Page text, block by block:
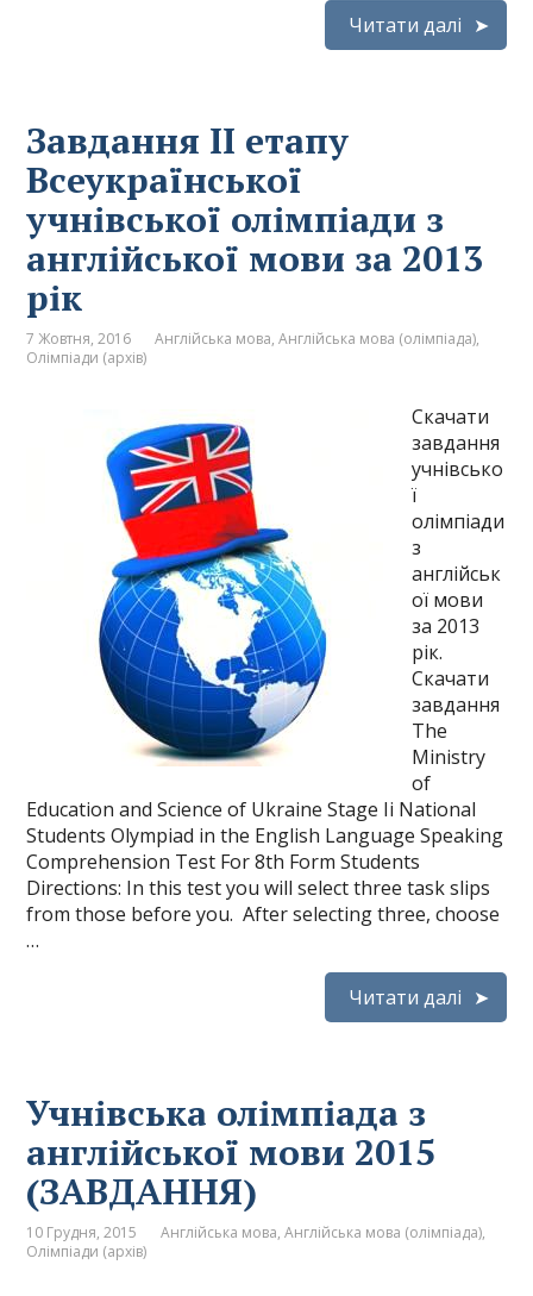
Читати далі
Завдання ІІ етапу
Всеукраїнської
учнівської олімпіади з
англійської мови за 2013
рік
7 Жовтня, 2016 Англійська мова,Англійська мова (олімпіада),
Олімпіади (архів)
Скачати
завдання
учнівсько
ї
олімпіади
з
англійськ
ої мови
за 2013
рік.
Скачати
завдання
The
Ministry
of
Education and Science of Ukraine Stage Ii National
Students Olympiad in the English Language Speaking
Comprehension Test For 8th Form Students
Directions: In this test you will select three task slips
from those before you. After selecting three, choose
…
Читати далі
Учнівська олімпіада з
англійської мови 2015
(ЗАВДАННЯ)
10 Грудня, 2015 Англійська мова,Англійська мова (олімпіада),
Олімпіади (архів)